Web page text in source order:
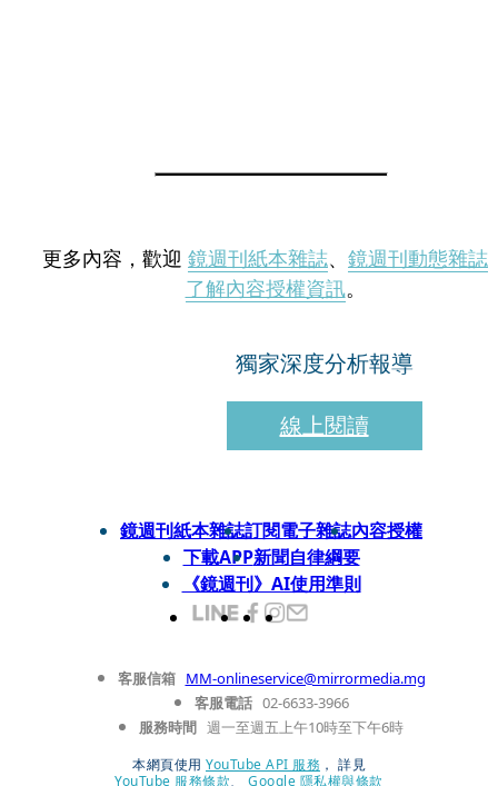
更多內容，歡迎 鏡週刊紙本雜誌、 鏡週刊動態雜誌
了解內容授權資訊。
獨家深度分析報導
線上閱讀
鏡週刊紙本雜誌訂閱電子雜誌內容授權
下載APP新聞自律綱要
《鏡週刊》AI使用準則
客服信箱 MM-onlineservice@mirrormedia.mg
客服電話 02-6633-3966
服務時間 週一至週五上午10時至下午6時
本網頁使用 YouTube API 服務 ， 詳見
YouTube 服務條款、 Google 隱私權與條款